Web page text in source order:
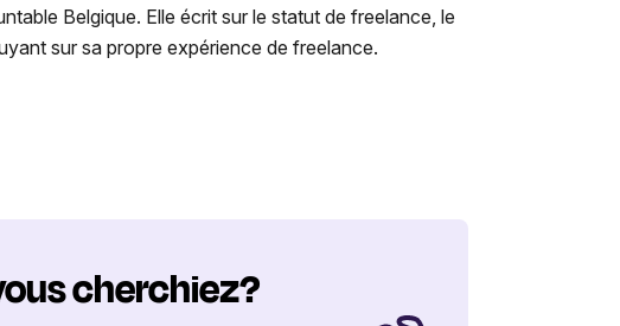
Belgique. Elle écrit sur le statut de freelance, le
sur sa propre expérience de freelance.
cherchiez?